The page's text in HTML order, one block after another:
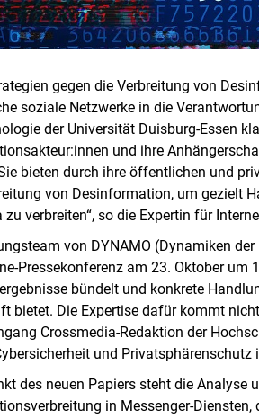
gegen die Verbreitung von
soziale Netzwerke in die
der Universität Duisburg-Essen
und ihre
bieten durch ihre öffentlichen und
von Desinformation, um gezielt
zu verbreiten“, so die Expertin für
von DYNAMO (Dynamiken
Pressekonferenz am 23. Oktober um
bündelt und konkrete
bietet. Die Expertise dafür kommt
Crossmedia-Redaktion der
und
des neuen Papiers steht die Analyse
in Messenger-